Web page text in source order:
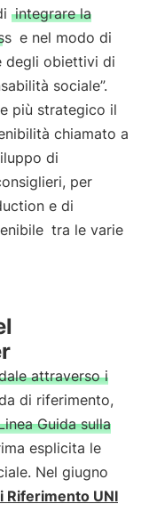
integrare la
e nel modo di
degli obiettivi di
sociale”.
più strategico il
chiamato a
di
per
e di
tra le varie
attraverso i
di riferimento,
Guida sulla
esplicita le
Nel giugno
Riferimento UNI